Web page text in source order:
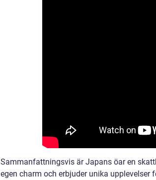
Sammanfattningsvis är Japans öar en
egen charm och erbjuder unika